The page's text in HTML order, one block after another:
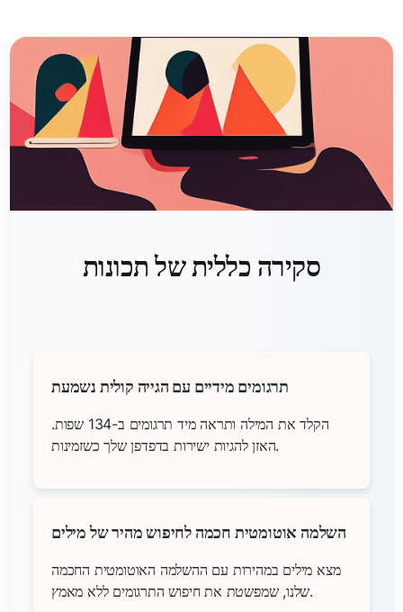
סקירה כללית של תכונות
תרגומים מידיים עם הגייה קולית נשמעת
הקלד את המילה ותראה מיד תרגומים ב-134 שפות.
האזן להגיות ישירות בדפדפן שלך כשזמינות.
השלמה אוטומטית חכמה לחיפוש מהיר של מילים
מצא מילים במהירות עם ההשלמה האוטומטית החכמה
שלנו, שמפשטת את חיפוש התרגומים ללא מאמץ.